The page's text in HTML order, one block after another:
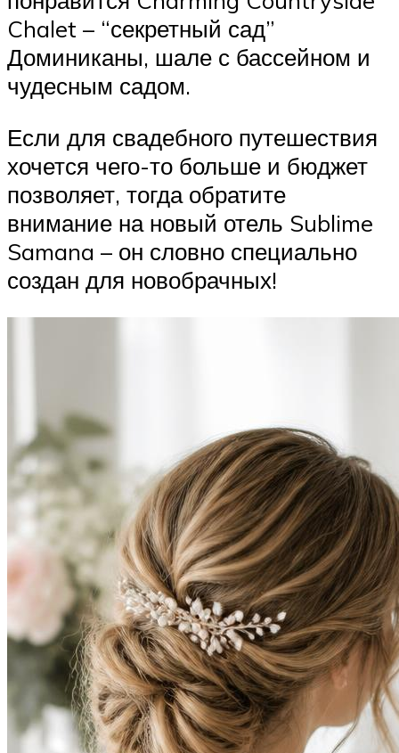
Chalet – “секретный сад”
Доминиканы, шале с бассейном и
чудесным садом.
Если для свадебного путешествия
хочется чего-то больше и бюджет
позволяет, тогда обратите
внимание на новый отель Sublime
Samana – он словно специально
создан для новобрачных!